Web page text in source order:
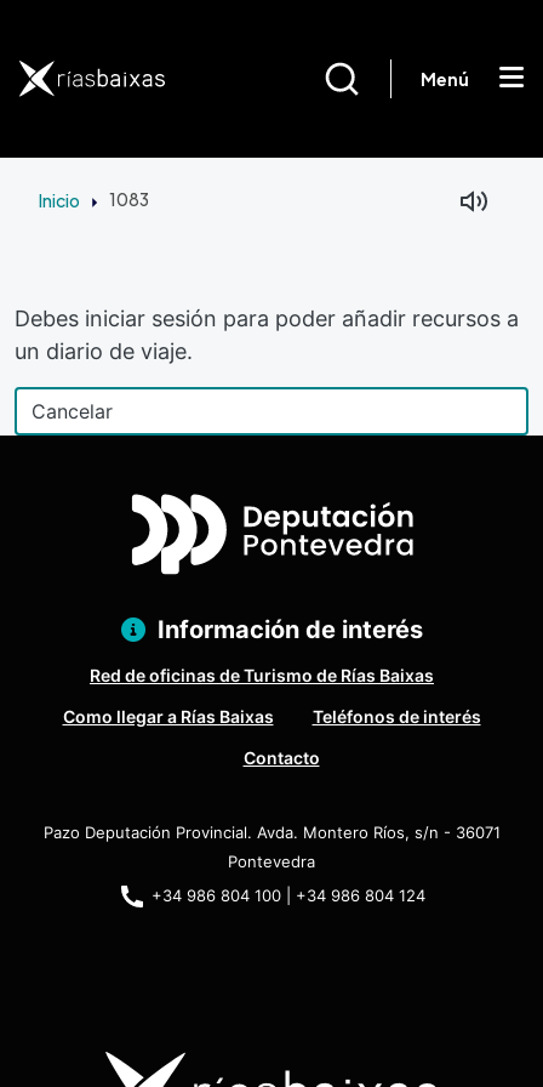
Menú
Inicio 1083
Debes iniciar sesión para poder añadir recursos a
un diario de viaje.
Información de interés
Red de oficinas de Turismo de Rías Baixas
Como llegar a Rías Baixas
Teléfonos de interés
Contacto
Pazo Deputación Provincial. Avda. Montero Ríos, s/n - 36071
Pontevedra
+34 986 804 100 | +34 986 804 124